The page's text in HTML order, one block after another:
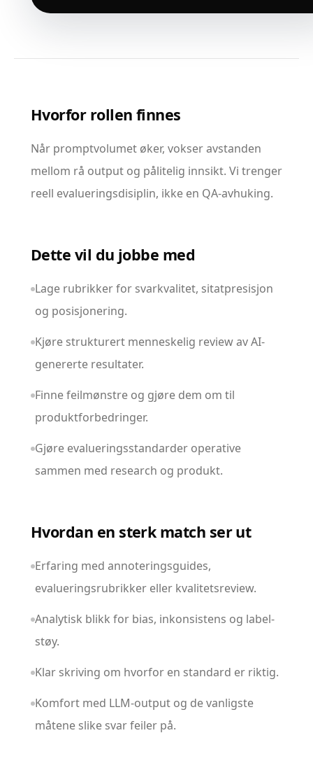
Hvorfor rollen finnes
Når promptvolumet øker, vokser avstanden
mellom rå output og pålitelig innsikt. Vi trenger
reell evalueringsdisiplin, ikke en QA-avhuking.
Dette vil du jobbe med
Lage rubrikker for svarkvalitet, sitatpresisjon
og posisjonering.
Kjøre strukturert menneskelig review av AI-
genererte resultater.
Finne feilmønstre og gjøre dem om til
produktforbedringer.
Gjøre evalueringsstandarder operative
sammen med research og produkt.
Hvordan en sterk match ser ut
Erfaring med annoteringsguides,
evalueringsrubrikker eller kvalitetsreview.
Analytisk blikk for bias, inkonsistens og label-
støy.
Klar skriving om hvorfor en standard er riktig.
Komfort med LLM-output og de vanligste
måtene slike svar feiler på.